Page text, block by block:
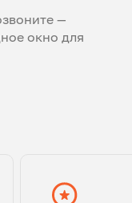
—
окно для